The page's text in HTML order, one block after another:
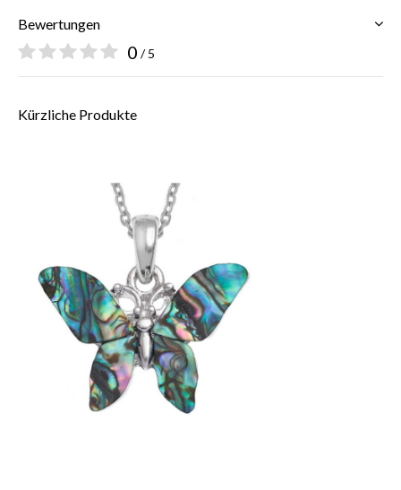
Bewertungen
0 / 5
Kürzliche Produkte